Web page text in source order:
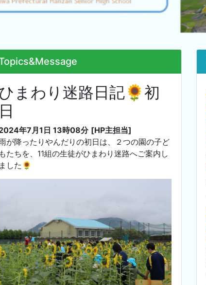
まわり迷路日記🌻初
日
年7月1日 13時08分 [HP主担当]
が降ったりやんだりの初日は、２つの園の子ど
もたちを、11組の生徒がひまわり迷路へご案内し
ました🌻